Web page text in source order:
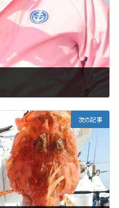
次の記事